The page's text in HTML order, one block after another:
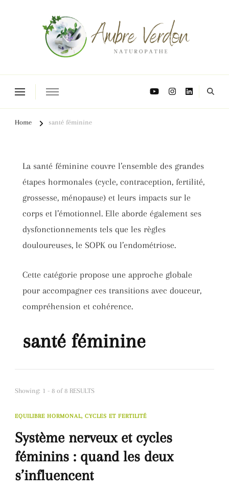
Home santé féminine
La santé féminine couvre l’ensemble des grandes
étapes hormonales (cycle, contraception, fertilité,
grossesse, ménopause) et leurs impacts sur le
corps et l’émotionnel. Elle aborde également ses
dysfonctionnements tels que les règles
douloureuses, le SOPK ou l’endométriose.
Cette catégorie propose une approche globale
pour accompagner ces transitions avec douceur,
compréhension et cohérence.
santé féminine
Showing: 1 - 8 of 8 RESULTS
EQUILIBRE HORMONAL, CYCLES ET FERTILITÉ
Système nerveux et cycles
féminins : quand les deux
s’influencent